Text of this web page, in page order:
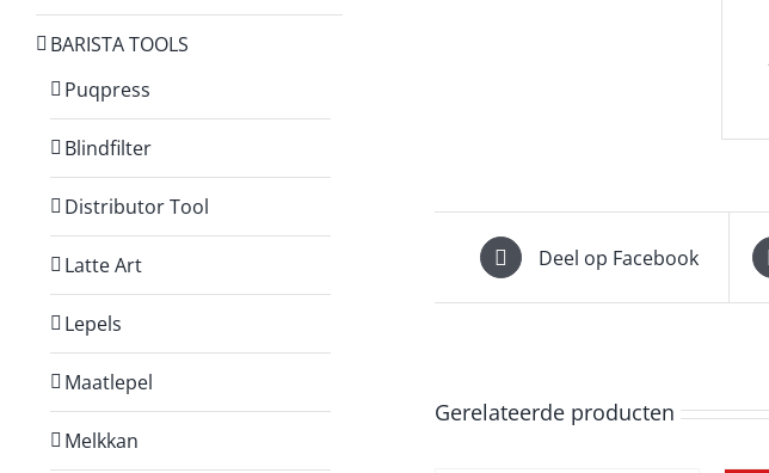
Deel op Facebook
Gerelateerde producten
BARISTA TOOLS
Puqpress
Blindfilter
Distributor Tool
Latte Art
Lepels
Maatlepel
Melkkan